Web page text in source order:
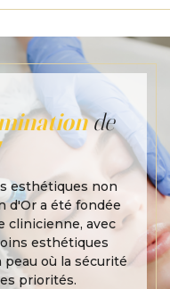
sous-jacente
rendant les séances
les résultats
rendez-vous
de la
l'étendue des
les zones
un protocole de
du visage, adapté à
la couperose, une
la rosacée
Les veines sur
survenir
d'une fragilité
d'une
ou de variations
Une consultation
la clinique permet
et de proposer
à votre peau.
de
esthétiques non
d'Or a été fondée
clinicienne, avec
esthétiques
où la sécurité
priorités.